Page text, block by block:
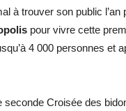
à trouver son public l’an
pour vivre cette
4 000 personnes et
Croisée des